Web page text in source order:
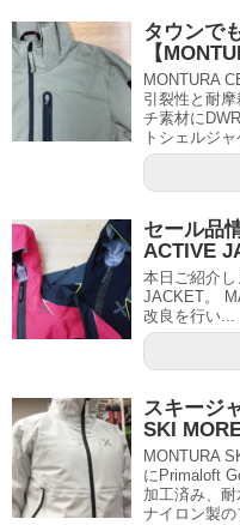
タウンで
【
MONTURA
引裂性と耐
チ素材に
トシェルジャ
セール品
ACTIVE
本日ご紹介
JACKET。
改良を行い...
スキージ
SKI
MONTURA
にPrimaloft
加工済み、
ナイロン製の